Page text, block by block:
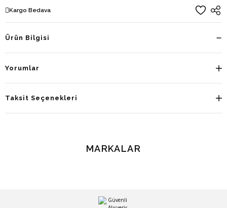
Kargo Bedava
Ürün Bilgisi
Yorumlar
Taksit Seçenekleri
MARKALAR